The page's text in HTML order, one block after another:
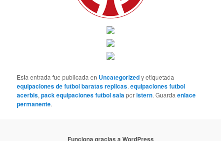
Esta entrada fue publicada en Uncategorizedy etiquetada
equipaciones de futbol baratas replicas,equipaciones futbol
acerbis,pack equipaciones futbol salaporistern. Guardaenlace
permanente.
Funciona gracias a WordPress